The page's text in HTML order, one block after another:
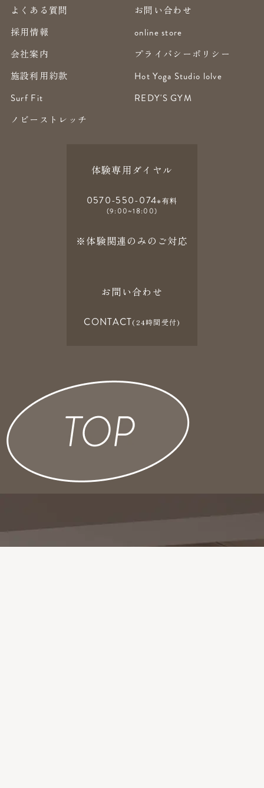
よくある質問
お問い合わせ
採用情報
online store
会社案内
プライバシーポリシー
施設利用約款
Hot Yoga Studio lolve
Surf Fit
REDY'S GYM
ノビーストレッチ
体験専用ダイヤル
0570-550-074※有料
(9:00~18:00)
※体験関連のみのご対応
お問い合わせ
CONTACT(24時間受付)